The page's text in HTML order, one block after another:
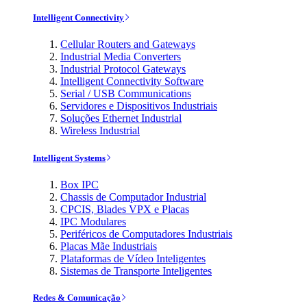
Intelligent Connectivity
Cellular Routers and Gateways
Industrial Media Converters
Industrial Protocol Gateways
Intelligent Connectivity Software
Serial / USB Communications
Servidores e Dispositivos Industriais
Soluções Ethernet Industrial
Wireless Industrial
Intelligent Systems
Box IPC
Chassis de Computador Industrial
CPCIS, Blades VPX e Placas
IPC Modulares
Periféricos de Computadores Industriais
Placas Mãe Industriais
Plataformas de Vídeo Inteligentes
Sistemas de Transporte Inteligentes
Redes & Comunicação